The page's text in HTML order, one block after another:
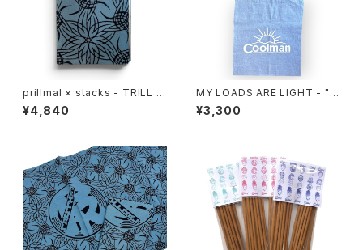
prillmal × stacks - TRILL E
DO.OG BOOKCOVER
¥4,840
MY LOADS ARE LIGHT - "C
oolman" Eco Tote Bag
¥3,300